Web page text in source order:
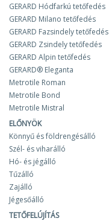
GERARD Hódfarkú tetőfedés
GERARD Milano tetőfedés
GERARD Fazsindely tetőfedés
GERARD Zsindely tetőfedés
GERARD Alpin tetőfedés
GERARD® Eleganta
Metrotile Roman
Metrotile Bond
Metrotile Mistral
ELŐNYÖK
Könnyű és földrengésálló
Szél- és viharálló
Hó- és jégálló
Tűzálló
Zajálló
Jégesőálló
TETŐFELÚJÍTÁS